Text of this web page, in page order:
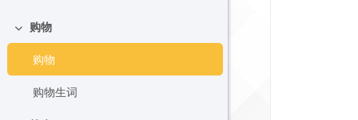
Daralt
购物
购物
购物生词